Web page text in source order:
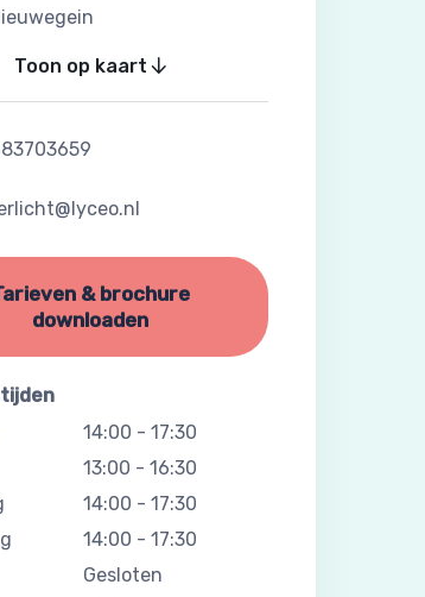
Toon op kaart
& brochure
downloaden
14:00 - 17:30
13:00 - 16:30
14:00 - 17:30
14:00 - 17:30
Gesloten